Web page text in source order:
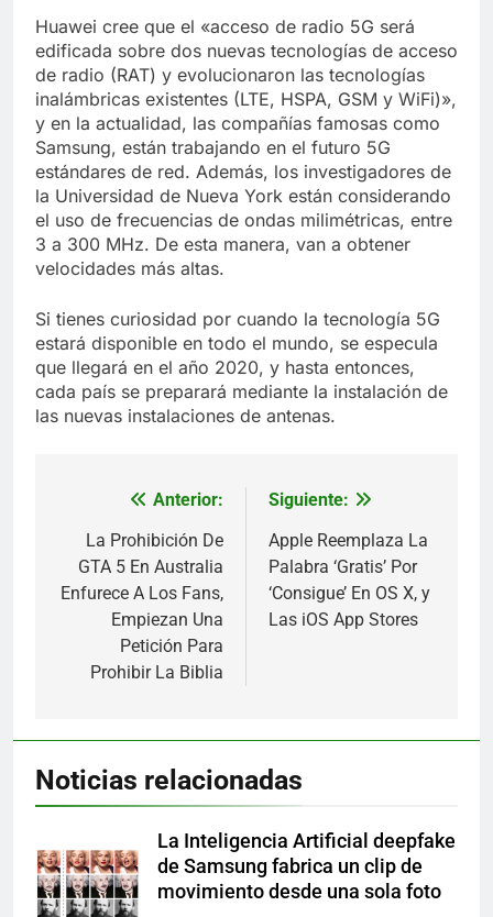
Huawei cree que el «acceso de radio 5G será
edificada sobre dos nuevas tecnologías de acceso
de radio (RAT) y evolucionaron las tecnologías
inalámbricas existentes (LTE, HSPA, GSM y WiFi)»,
y en la actualidad, las compañías famosas como
Samsung, están trabajando en el futuro 5G
estándares de red. Además, los investigadores de
la Universidad de Nueva York están considerando
el uso de frecuencias de ondas milimétricas, entre
3 a 300 MHz. De esta manera, van a obtener
velocidades más altas.
Si tienes curiosidad por cuando la tecnología 5G
estará disponible en todo el mundo, se especula
que llegará en el año 2020, y hasta entonces,
cada país se preparará mediante la instalación de
las nuevas instalaciones de antenas.
Navegación
entradas
Anterior:
La Prohibición De
GTA 5 En Australia
Enfurece A Los Fans,
Empiezan Una
Petición Para
Prohibir La Biblia
Siguiente:
Apple Reemplaza La
Palabra ‘Gratis’ Por
‘Consigue’ En OS X, y
Las iOS App Stores
Noticias relacionadas
La Inteligencia Artificial deepfake
de Samsung fabrica un clip de
movimiento desde una sola foto